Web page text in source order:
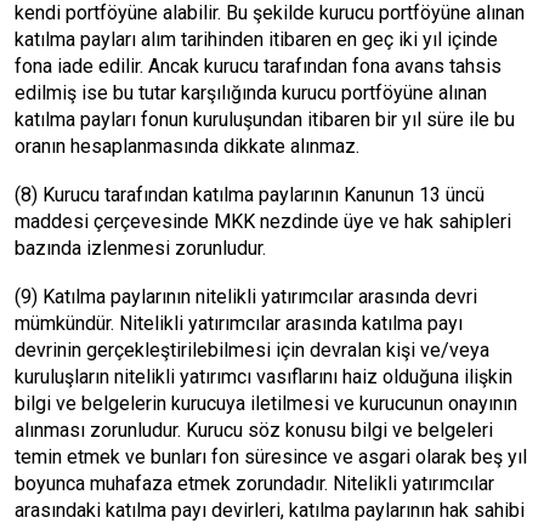
kendi portföyüne alabilir. Bu şekilde kurucu portföyüne alınan
katılma payları alım tarihinden itibaren en geç iki yıl içinde
fona iade edilir. Ancak kurucu tarafından fona avans tahsis
edilmiş ise bu tutar karşılığında kurucu portföyüne alınan
katılma payları fonun kuruluşundan itibaren bir yıl süre ile bu
oranın hesaplanmasında dikkate alınmaz.
(8) Kurucu tarafından katılma paylarının Kanunun 13 üncü
maddesi çerçevesinde MKK nezdinde üye ve hak sahipleri
bazında izlenmesi zorunludur.
(9) Katılma paylarının nitelikli yatırımcılar arasında devri
mümkündür. Nitelikli yatırımcılar arasında katılma payı
devrinin gerçekleştirilebilmesi için devralan kişi ve/veya
kuruluşların nitelikli yatırımcı vasıflarını haiz olduğuna ilişkin
bilgi ve belgelerin kurucuya iletilmesi ve kurucunun onayının
alınması zorunludur. Kurucu söz konusu bilgi ve belgeleri
temin etmek ve bunları fon süresince ve asgari olarak beş yıl
boyunca muhafaza etmek zorundadır. Nitelikli yatırımcılar
arasındaki katılma payı devirleri, katılma paylarının hak sahibi